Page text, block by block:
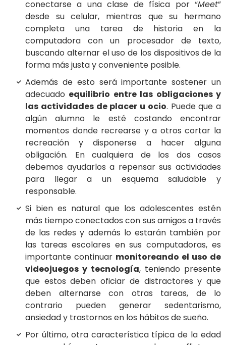
conectarse a una clase de física por “Meet”
desde su celular, mientras que su hermano
completa una tarea de historia en la
computadora con un procesador de texto,
buscando alternar el uso de los dispositivos de la
forma más justa y conveniente posible.
Además de esto será importante sostener un
adecuado equilibrio entre las obligaciones y
las actividades de placer u ocio. Puede que a
algún alumno le esté costando encontrar
momentos donde recrearse y a otros cortar la
recreación y disponerse a hacer alguna
obligación. En cualquiera de los dos casos
debemos ayudarlos a repensar sus actividades
para llegar a un esquema saludable y
responsable.
Si bien es natural que los adolescentes estén
más tiempo conectados con sus amigos a través
de las redes y además lo estarán también por
las tareas escolares en sus computadoras, es
importante continuar monitoreando el uso de
videojuegos y tecnología, teniendo presente
que estos deben oficiar de distractores y que
deben alternarse con otras tareas, de lo
contrario pueden generar sedentarismo,
ansiedad y trastornos en los hábitos de sueño.
Por último, otra característica típica de la edad